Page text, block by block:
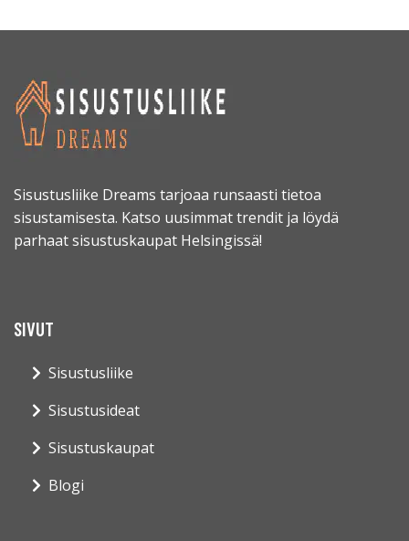
Sisustusliike Dreams tarjoaa runsaasti tietoa
sisustamisesta. Katso uusimmat trendit ja löydä
parhaat sisustuskaupat Helsingissä!
SIVUT
Sisustusliike
Sisustusideat
Sisustuskaupat
Blogi